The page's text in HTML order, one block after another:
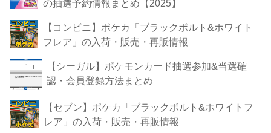
の抽選予約情報まとめ【2025】
【コンビニ】ポケカ「ブラックボルト&ホワイト
フレア」の入荷・販売・再販情報
【シーガル】ポケモンカード抽選参加&当選確
認・会員登録方法まとめ
【セブン】ポケカ「ブラックボルト&ホワイトフ
レア」の入荷・販売・再販情報